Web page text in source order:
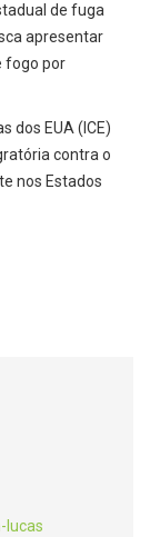
de fuga
apresentar
fogo por
dos EUA (ICE)
contra o
nos Estados
lucas